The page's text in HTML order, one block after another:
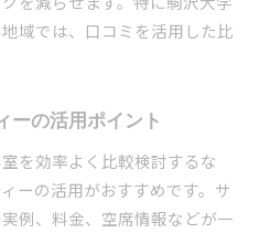
域では、口コミを活用した比
ーの活用ポイント
を効率よく比較検討するな
ーの活用がおすすめです。サ
例、料金、空席情報などが一